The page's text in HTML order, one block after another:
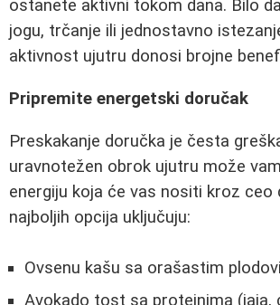
ostanete aktivni tokom dana. Bilo
jogu, trčanje ili jednostavno
aktivnost ujutru donosi brojne
Pripremite energetski doručak
Preskakanje doručka je česta
uravnotežen obrok ujutru može
energiju koja će vas nositi kroz ceo
najboljih opcija uključuju:
Ovsenu kašu sa orašastim
Avokado tost sa proteinima (jaja,